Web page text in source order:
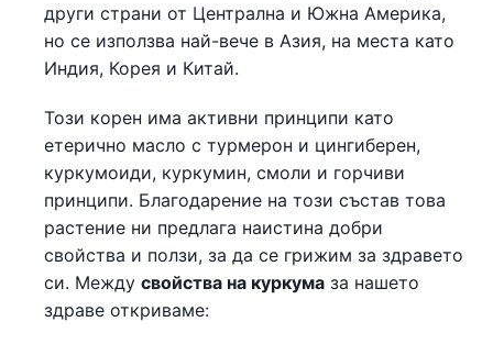
други страни от Централна и Южна Америка,
но се използва най-вече в Азия, на места като
Индия, Корея и Китай.
Този корен има активни принципи като
етерично масло с турмерон и цингиберен,
куркумоиди, куркумин, смоли и горчиви
принципи. Благодарение на този състав това
растение ни предлага наистина добри
свойства и ползи, за да се грижим за здравето
си. Между свойства на куркума за нашето
здраве откриваме: